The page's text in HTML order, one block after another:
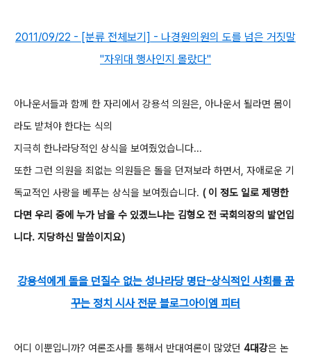
2011/09/22 - [분류 전체보기] - 나경원의원의 도를 넘은 거짓말
"자위대 행사인지 몰랐다"
아나운서들과 함께 한 자리에서 강용석 의원은, 아나운서 될라면 몸이
라도 받쳐야 한다는 식의
지극히 한나라당적인 상식을 보여줬었습니다...
또한 그런 의원을 죄없는 의원들은 돌을 던져보라 하면서, 자애로운 기
독교적인 사랑을 베푸는 상식을 보여줬습니다. ( 이 정도 일로 제명한
다면 우리 중에 누가 남을 수 있겠느냐는 김형오 전 국회의장의 발언입
니다. 지당하신 말씀이지요)
강용석에게 돌을 던질수 없는 성나라당 명단-상식적인 사회를 꿈
꾸는 정치 시사 전문 블로그아이엠 피터
어디 이뿐입니까? 여론조사를 통해서 반대여론이 많았던 4대강은 논